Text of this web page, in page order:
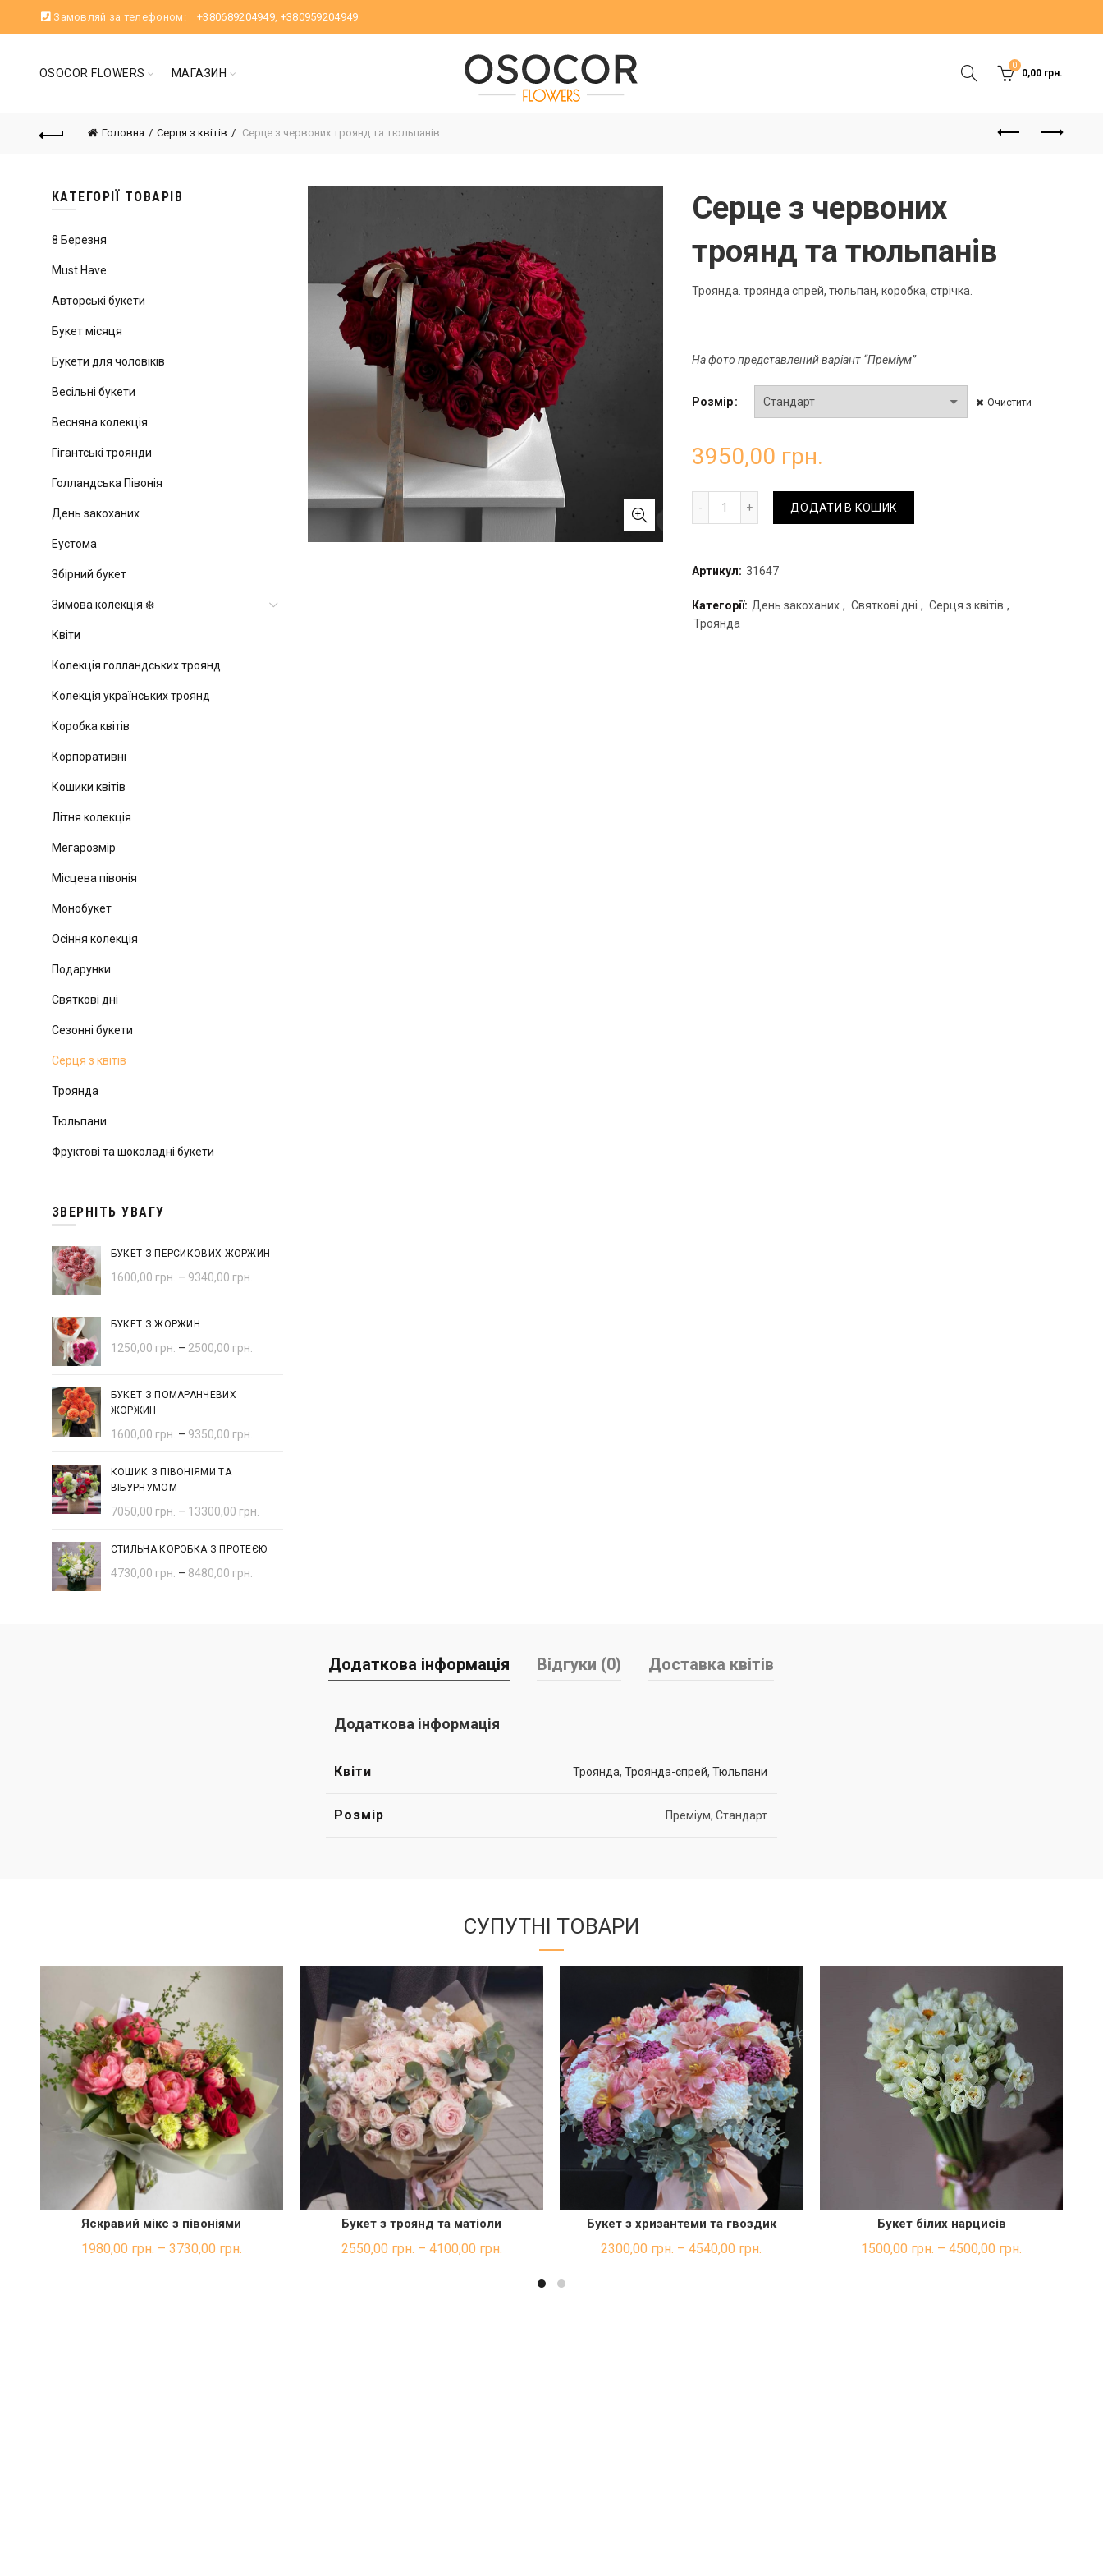
Замовляй за телефоном: +380689204949, +380959204949
OSOCOR FLOWERS МАГАЗИН
0
0,00грн.
Головна Серця з квітів Серце з червоних троянд та тюльпанів
Серце з червоних
троянд та тюльпанів
Троянда. троянда спрей, тюльпан, коробка, стрічка.
На фото представлений варіант “Преміум”
Розмір Очистити
3950,00 грн.
ДОДАТИ В КОШИК
Артикул: 31647
Категорії: День закоханих , Святкові дні , Серця з квітів ,
Троянда
КАТЕГОРІЇ ТОВАРІВ
8 Березня
Must Have
Авторські букети
Букет місяця
Букети для чоловіків
Весільні букети
Весняна колекція
Гігантські троянди
Голландська Півонія
День закоханих
Еустома
Збірний букет
Зимова колекція ❄️
Квіти
Колекція голландських троянд
Колекція українських троянд
Коробка квітів
Корпоративні
Кошики квітів
Літня колекція
Мегарозмір
Місцева півонія
Монобукет
Осіння колекція
Подарунки
Святкові дні
Сезонні букети
Серця з квітів
Троянда
Тюльпани
Фруктові та шоколадні букети
ЗВЕРНІТЬ УВАГУ
БУКЕТ З ПЕРСИКОВИХ ЖОРЖИН
1600,00 грн. – 9340,00 грн.
БУКЕТ З ЖОРЖИН
1250,00 грн. – 2500,00 грн.
БУКЕТ З ПОМАРАНЧЕВИХ
ЖОРЖИН
1600,00 грн. – 9350,00 грн.
КОШИК З ПІВОНІЯМИ ТА
ВІБУРНУМОМ
7050,00 грн. – 13300,00 грн.
СТИЛЬНА КОРОБКА З ПРОТЕЄЮ
4730,00 грн. – 8480,00 грн.
Додаткова інформація Відгуки (0) Доставка квітів
Додаткова інформація
Квіти Троянда, Троянда-спрей, Тюльпани
Розмір Преміум, Стандарт
СУПУТНІ ТОВАРИ
ШВИДКА ПОКУПКА
Яскравий мікс з півоніями
1980,00 грн. – 3730,00 грн.
ШВИДКА ПОКУПКА
Букет з троянд та матіоли
2550,00 грн. – 4100,00 грн.
ШВИДКА ПОКУПКА
Букет з хризантеми та гвоздик
2300,00 грн. –4540,00 грн.
ШВИДКА ПОКУПКА
Букет білих нарцисів
1500,00 грн. – 4500,00 грн.